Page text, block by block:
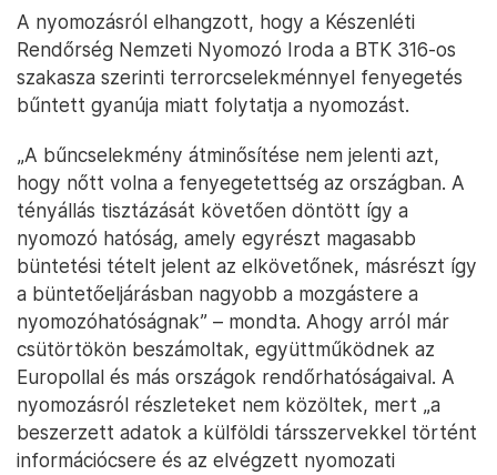
A nyomozásról elhangzott, hogy a Készenléti
Rendőrség Nemzeti Nyomozó Iroda a BTK 316-os
szakasza szerinti terrorcselekménnyel fenyegetés
bűntett gyanúja miatt folytatja a nyomozást.
„A bűncselekmény átminősítése nem jelenti azt,
hogy nőtt volna a fenyegetettség az országban. A
tényállás tisztázását követően döntött így a
nyomozó hatóság, amely egyrészt magasabb
büntetési tételt jelent az elkövetőnek, másrészt így
a büntetőeljárásban nagyobb a mozgástere a
nyomozóhatóságnak” – mondta. Ahogy arról már
csütörtökön beszámoltak, együttműködnek az
Europollal és más országok rendőrhatóságaival. A
nyomozásról részleteket nem közöltek, mert „a
beszerzett adatok a külföldi társszervekkel történt
információcsere és az elvégzett nyomozati